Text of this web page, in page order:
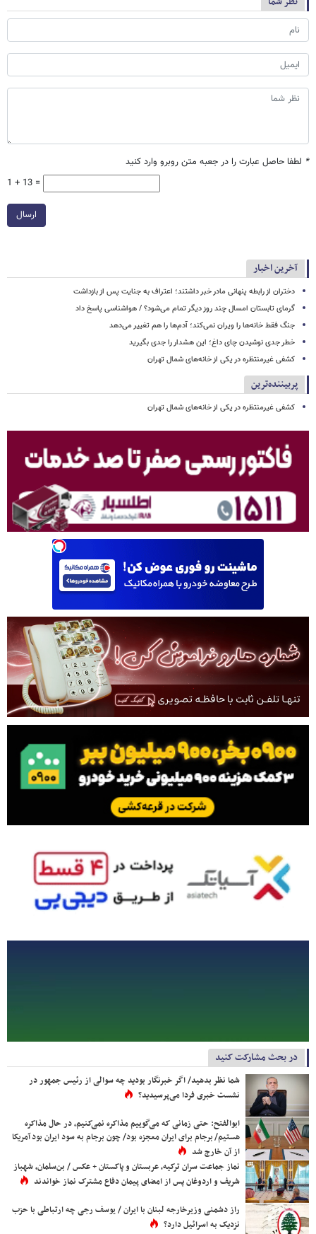
* لطفا حاصل عبارت را در جعبه متن روبرو وارد کنید
1 + 13 =
ارسال
آخرین اخبار
دختران از رابطه پنهانی مادر خبر داشتند؛ اعتراف به جنایت پس از بازداشت
گرمای تابستان امسال چند روز دیگر تمام می‌شود؟ / هواشناسی پاسخ داد
جنگ فقط خانه‌ها را ویران نمی‌کند؛ آدم‌ها را هم تغییر می‌دهد
خطر جدی نوشیدن چای داغ؛ این هشدار را جدی بگیرید
کشفی غیرمنتظره در یکی از خانه‌های شمال تهران
پربیننده‌ترین
کشفی غیرمنتظره در یکی از خانه‌های شمال تهران
در بحث مشارکت کنید
شما نظر بدهید/ اگر خبرنگار بودید چه سوالی از رئیس جمهور در
نشست خبری فردا می‌پرسیدید؟
ابوالفتح: حتی زمانی که می‌گوییم مذاکره نمی‌کنیم، در حال مذاکره
هستیم/ برجام برای ایران معجزه بود/ چون برجام به سود ایران بود آمریکا
از آن خارج شد
نماز جماعت سران ترکیه، عربستان و پاکستان + عکس / بن‌سلمان، شهباز
شریف و اردوغان پس از امضای پیمان دفاع مشترک نماز خواندند
راز دشمنی وزیرخارجه لبنان با ایران / یوسف رجی چه ارتباطی با حزب
نزدیک به اسرائیل دارد؟